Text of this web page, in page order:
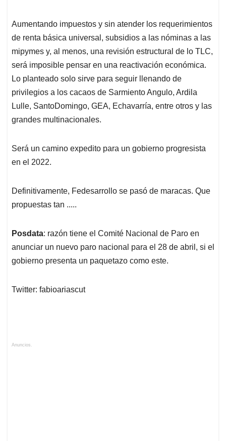
Aumentando impuestos y sin atender los requerimientos
de renta básica universal, subsidios a las nóminas a las
mipymes y, al menos, una revisión estructural de lo TLC,
será imposible pensar en una reactivación económica.
Lo planteado solo sirve para seguir llenando de
privilegios a los cacaos de Sarmiento Angulo, Ardila
Lulle, SantoDomingo, GEA, Echavarría, entre otros y las
grandes multinacionales.
Será un camino expedito para un gobierno progresista
en el 2022.
Definitivamente, Fedesarrollo se pasó de maracas. Que
propuestas tan .....
Posdata: razón tiene el Comité Nacional de Paro en
anunciar un nuevo paro nacional para el 28 de abril, si el
gobierno presenta un paquetazo como este.
Twitter: fabioariascut
Anuncios.